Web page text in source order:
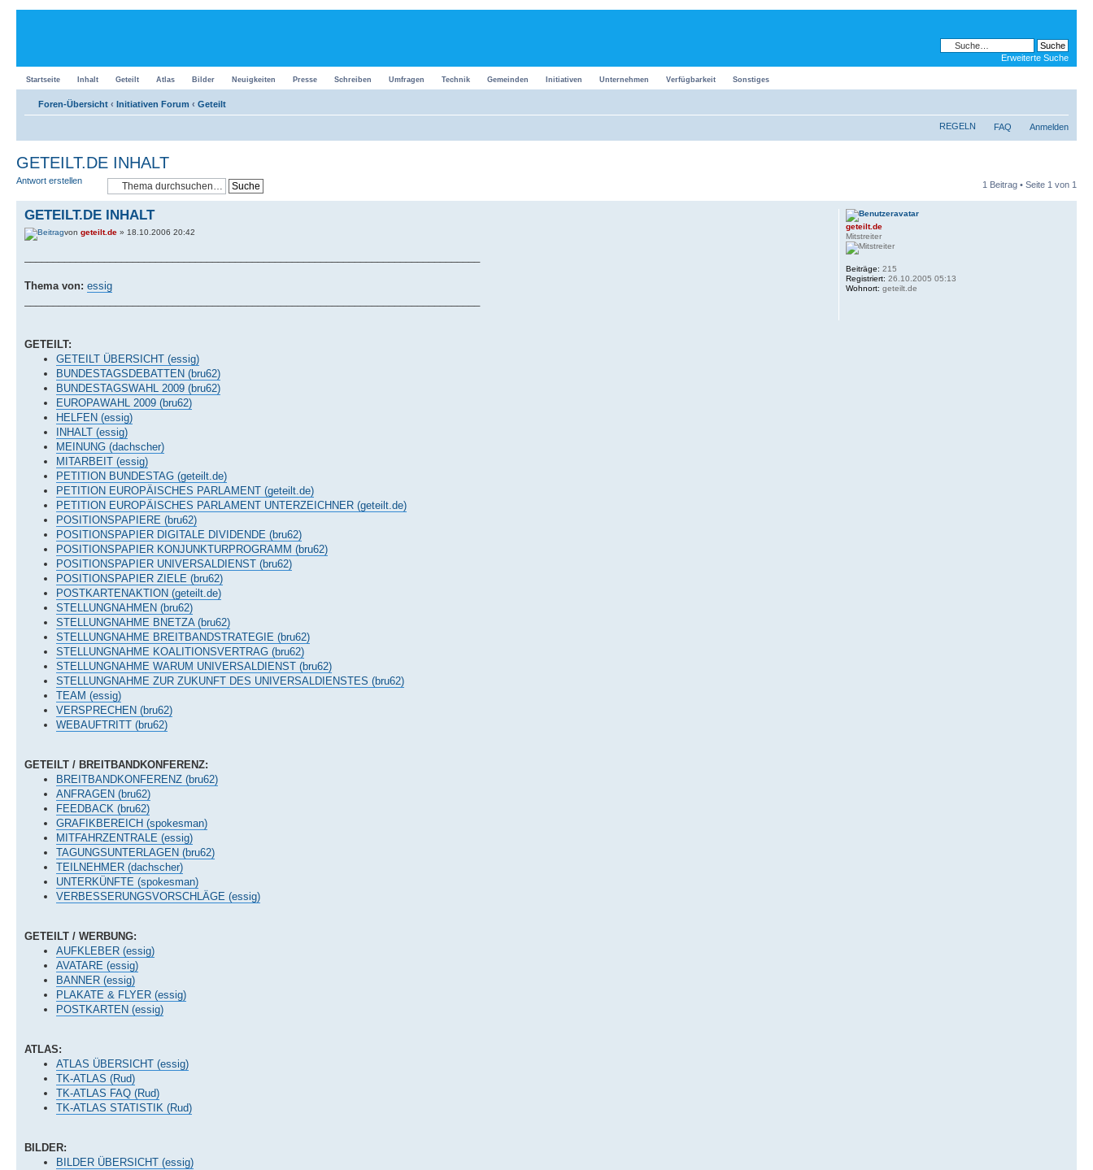
Erweiterte Suche
Startseite Inhalt Geteilt Atlas Bilder Neuigkeiten Presse Schreiben Umfragen Technik Gemeinden Initiativen Unternehmen Verfügbarkeit Sonstiges
Foren-Übersicht ‹ Initiativen Forum ‹ Geteilt
REGELN FAQ Anmelden
GETEILT.DE INHALT
Antwort erstellen 1 Beitrag • Seite 1 von 1
GETEILT.DE INHALT
von geteilt.de » 18.10.2006 20:42
Thema von: essig
GETEILT:
GETEILT ÜBERSICHT (essig)
BUNDESTAGSDEBATTEN (bru62)
BUNDESTAGSWAHL 2009 (bru62)
EUROPAWAHL 2009 (bru62)
HELFEN (essig)
INHALT (essig)
MEINUNG (dachscher)
MITARBEIT (essig)
PETITION BUNDESTAG (geteilt.de)
PETITION EUROPÄISCHES PARLAMENT (geteilt.de)
PETITION EUROPÄISCHES PARLAMENT UNTERZEICHNER (geteilt.de)
POSITIONSPAPIERE (bru62)
POSITIONSPAPIER DIGITALE DIVIDENDE (bru62)
POSITIONSPAPIER KONJUNKTURPROGRAMM (bru62)
POSITIONSPAPIER UNIVERSALDIENST (bru62)
POSITIONSPAPIER ZIELE (bru62)
POSTKARTENAKTION (geteilt.de)
STELLUNGNAHMEN (bru62)
STELLUNGNAHME BNETZA (bru62)
STELLUNGNAHME BREITBANDSTRATEGIE (bru62)
STELLUNGNAHME KOALITIONSVERTRAG (bru62)
STELLUNGNAHME WARUM UNIVERSALDIENST (bru62)
STELLUNGNAHME ZUR ZUKUNFT DES UNIVERSALDIENSTES (bru62)
TEAM (essig)
VERSPRECHEN (bru62)
WEBAUFTRITT (bru62)
GETEILT / BREITBANDKONFERENZ:
BREITBANDKONFERENZ (bru62)
ANFRAGEN (bru62)
FEEDBACK (bru62)
GRAFIKBEREICH (spokesman)
MITFAHRZENTRALE (essig)
TAGUNGSUNTERLAGEN (bru62)
TEILNEHMER (dachscher)
UNTERKÜNFTE (spokesman)
VERBESSERUNGSVORSCHLÄGE (essig)
GETEILT / WERBUNG:
AUFKLEBER (essig)
AVATARE (essig)
BANNER (essig)
PLAKATE & FLYER (essig)
POSTKARTEN (essig)
ATLAS:
ATLAS ÜBERSICHT (essig)
TK-ATLAS (Rud)
TK-ATLAS FAQ (Rud)
TK-ATLAS STATISTIK (Rud)
BILDER:
BILDER ÜBERSICHT (essig)
geteilt.de
Mitstreiter
Beiträge: 215
Registriert: 26.10.2005 05:13
Wohnort: geteilt.de